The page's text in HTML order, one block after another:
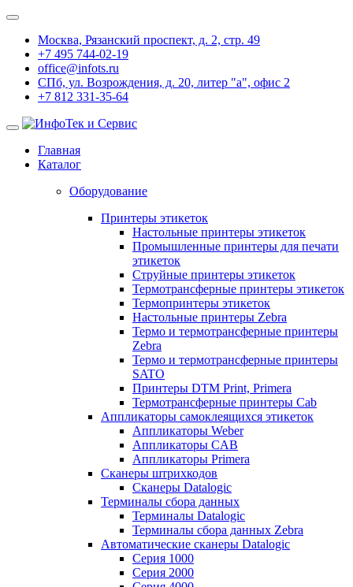
Москва, Рязанский проспект, д. 2, стр. 49
+7 495 744-02-19
office@infots.ru
СПб, ул. Возрождения, д. 20, литер "a", офис 2
+7 812 331-35-64
Главная
Каталог
Оборудование
Принтеры этикеток
Настольные принтеры этикеток
Промышленные принтеры для печати
этикеток
Струйные принтеры этикеток
Термотрансферные принтеры этикеток
Термопринтеры этикеток
Настольные принтеры Zebra
Термо и термотрансферные принтеры
Zebra
Термо и термотрансферные принтеры
SATO
Принтеры DTM Print, Primera
Термотрансферные принтеры Cab
Аппликаторы самоклеящихся этикеток
Аппликаторы Weber
Аппликаторы CAB
Аппликаторы Primera
Сканеры штрихкодов
Сканеры Datalogic
Терминалы сбора данных
Терминалы Datalogic
Терминалы сбора данных Zebra
Автоматические сканеры Datalogic
Серия 1000
Серия 2000